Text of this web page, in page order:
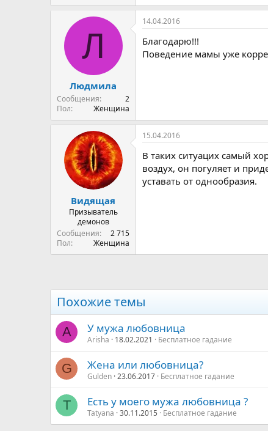
Л
Людмила
Сообщения
2
Пол
Женщина
14.04.2016
Благодарю!!!
Поведение мамы уже
Видящая
Призыватель
демонов
Сообщения
2 715
Пол
Женщина
15.04.2016
В таких ситуацих самый
воздух, он погуляет и
уставать от однообразия.
Похожие темы
A У мужа любовница
Arisha 18.02.2021 Бесплатное гадание
G Жена или любовница?
Gulden 23.06.2017 Бесплатное гадание
T Есть у моего мужа любовница ?
Tatyana 30.11.2015 Бесплатное гадание